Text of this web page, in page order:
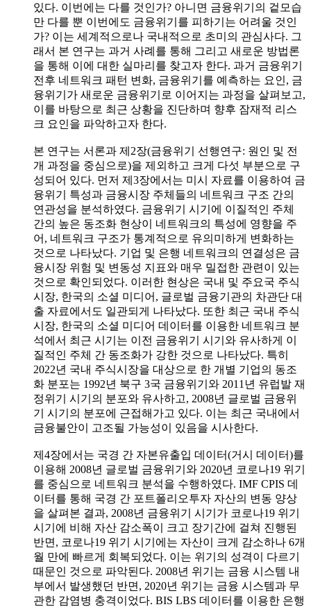
있다. 이번에는 다를 것인가? 아니면 금융위기의 겉모습
만 다를 뿐 이번에도 금융위기를 피하기는 어려울 것인
가? 이는 세계적으로나 국내적으로 초미의 관심사다. 그
래서 본 연구는 과거 사례를 통해 그리고 새로운 방법론
을 통해 이에 대한 실마리를 찾고자 한다. 과거 금융위기
전후 네트워크 패턴 변화, 금융위기를 예측하는 요인, 금
융위기가 새로운 금융위기로 이어지는 과정을 살펴보고,
이를 바탕으로 최근 상황을 진단하며 향후 잠재적 리스
크 요인을 파악하고자 한다.
본 연구는 서론과 제2장(금융위기 선행연구: 원인 및 전
개 과정을 중심으로)을 제외하고 크게 다섯 부분으로 구
성되어 있다. 먼저 제3장에서는 미시 자료를 이용하여 금
융위기 특성과 금융시장 주체들의 네트워크 구조 간의
연관성을 분석하였다. 금융위기 시기에 이질적인 주체
간의 높은 동조화 현상이 네트워크의 특성에 영향을 주
어, 네트워크 구조가 통계적으로 유의미하게 변화하는
것으로 나타났다. 기업 및 은행 네트워크의 연결성은 금
융시장 위험 및 변동성 지표와 매우 밀접한 관련이 있는
것으로 확인되었다. 이러한 현상은 국내 및 주요국 주식
시장, 한국의 소셜 미디어, 글로벌 금융기관의 차관단 대
출 자료에서도 일관되게 나타났다. 또한 최근 국내 주식
시장, 한국의 소셜 미디어 데이터를 이용한 네트워크 분
석에서 최근 시기는 이전 금융위기 시기와 유사하게 이
질적인 주체 간 동조화가 강한 것으로 나타났다. 특히
2022년 국내 주식시장을 대상으로 한 개별 기업의 동조
화 분포는 1992년 북구 3국 금융위기와 2011년 유럽발 재
정위기 시기의 분포와 유사하고, 2008년 글로벌 금융위
기 시기의 분포에 근접해가고 있다. 이는 최근 국내에서
금융불안이 고조될 가능성이 있음을 시사한다.
제4장에서는 국경 간 자본유출입 데이터(거시 데이터)를
이용해 2008년 글로벌 금융위기와 2020년 코로나19 위기
를 중심으로 네트워크 분석을 수행하였다. IMF CPIS 데
이터를 통해 국경 간 포트폴리오투자 자산의 변동 양상
을 살펴본 결과, 2008년 금융위기 시기가 코로나19 위기
시기에 비해 자산 감소폭이 크고 장기간에 걸쳐 진행된
반면, 코로나19 위기 시기에는 자산이 크게 감소하나 6개
월 만에 빠르게 회복되었다. 이는 위기의 성격이 다르기
때문인 것으로 파악된다. 2008년 위기는 금융 시스템 내
부에서 발생했던 반면, 2020년 위기는 금융 시스템과 무
관한 감염병 충격이었다. BIS LBS 데이터를 이용한 은행